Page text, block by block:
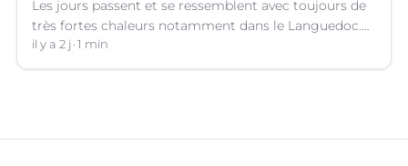
Les jours passent et se ressemblent avec toujours de
très fortes chaleurs notamment dans le Languedoc.
Jusqu’à quand ?
il y a 2 j 1 min